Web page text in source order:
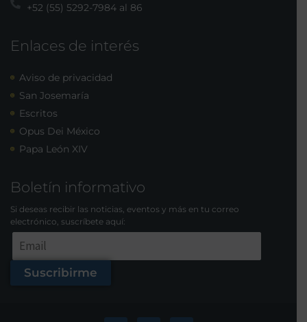
+52 (55) 5292-7984 al 86
Enlaces de interés
Aviso de privacidad
San Josemaría
Escritos
Opus Dei México
Papa León XIV
Boletín informativo
Si deseas recibir las noticias, eventos y más en tu correo
electrónico, suscríbete aquí:
Suscribirme